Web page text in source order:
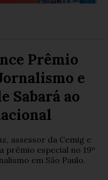
Prêmio
e
Sabará ao
assessor da Cemig e
prêmio especial no 19º
em São Paulo.